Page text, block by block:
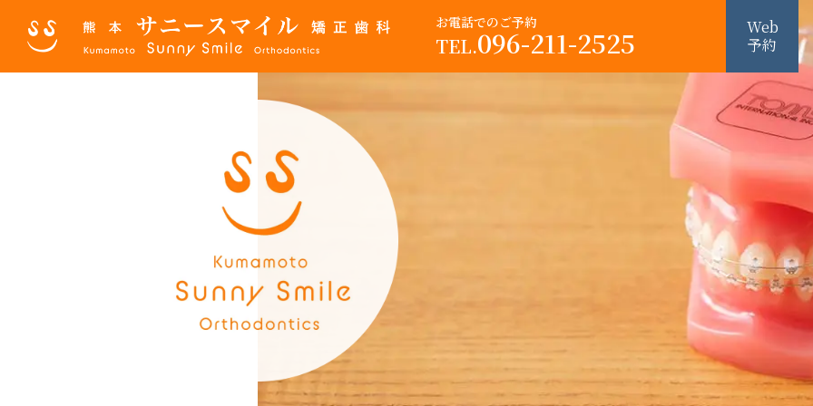
お電話でのご予約
TEL.096-211-2525
Web
予約